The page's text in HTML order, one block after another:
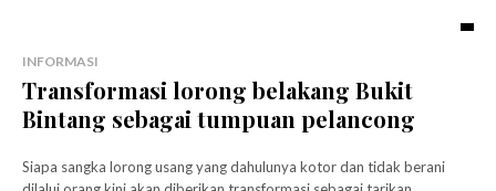
INFORMASI
Transformasi lorong belakang Bukit
Bintang sebagai tumpuan pelancong
Siapa sangka lorong usang yang dahulunya kotor dan tidak berani